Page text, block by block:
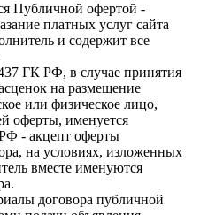
Публичной офертой -
платных услуг сайта
и содержит все
ГК РФ, в случае принятия
на размещение
или физическое лицо,
оферты, именуется
- акцепт оферты
на условиях, изложенных
вместе именуются
договора публичной